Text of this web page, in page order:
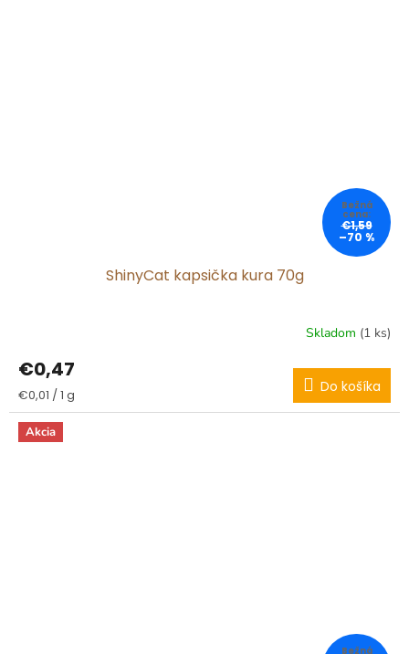
€1,59
–70 %
ShinyCat kapsička kura 70g
Skladom (1 ks)
€0,47
Jednotková
cena:
€0,01 / 1 g Do košíka
Akcia